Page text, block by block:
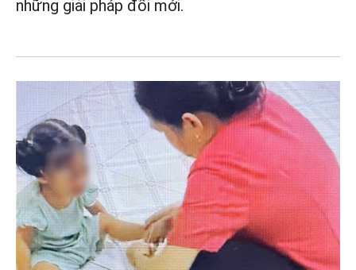
những giải pháp đổi mới.